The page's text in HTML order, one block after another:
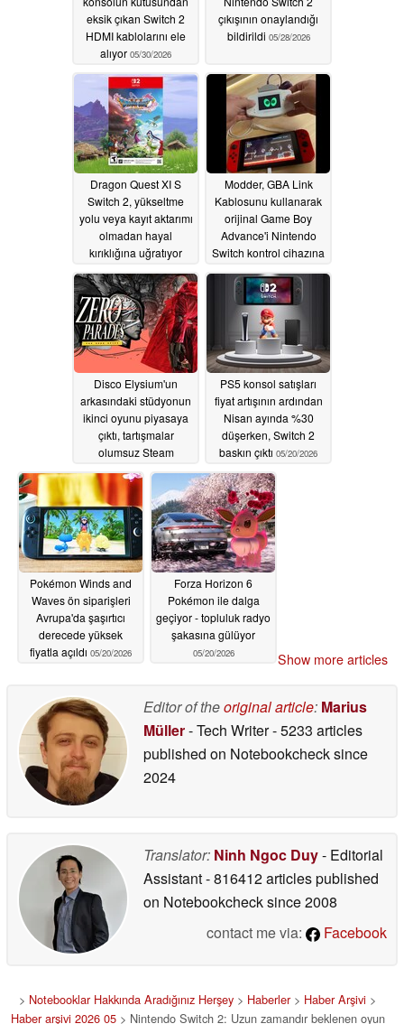
eksik çıkan Switch 2
HDMI kablolarını ele
alıyor 05/30/2026
çıkışının onaylandığı
bildirildi 05/28/2026
Dragon Quest XI S
Switch 2, yükseltme
yolu veya kayıt aktarımı
olmadan hayal
kırıklığına uğratıyor
05/28/2026
Modder, GBA Link
Kablosunu kullanarak
orijinal Game Boy
Advance'i Nintendo
Switch kontrol cihazına
05/23/2026
Disco Elysium'un
arkasındaki stüdyonun
ikinci oyunu piyasaya
çıktı, tartışmalar
olumsuz Steam
05/22/2026
PS5 konsol satışları
fiyat artışının ardından
Nisan ayında %30
düşerken, Switch 2
baskın çıktı 05/20/2026
Pokémon Winds and
Waves ön siparişleri
Avrupa'da şaşırtıcı
derecede yüksek
fiyatla açıldı 05/20/2026
Forza Horizon 6
Pokémon ile dalga
geçiyor - topluluk radyo
şakasına gülüyor
05/20/2026 Show more articles
Editor of theoriginal article: Marius
Müller- Tech Writer- 5233 articles
published on Notebookchecksince
2024
Translator: Ninh Ngoc Duy- Editorial
Assistant- 816412 articles published
on Notebookchecksince 2008
contact me via:
Facebook
> Notebooklar Hakkında Aradığınız Herşey > Haberler> Haber Arşivi >
Haber arşivi 2026 05> Nintendo Switch 2: Uzun zamandır beklenen oyun